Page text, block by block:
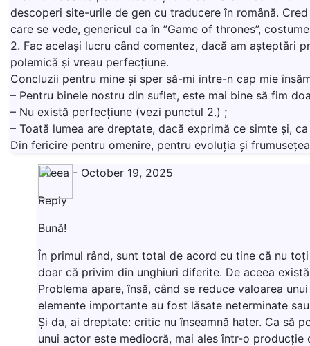
descoperi site-urile de gen cu traducere în română.
care se vede, genericul ca în ”Game of thrones”,
2. Fac același lucru când comentez, dacă am așteptări
polemică și vreau perfecțiune.
Concluzii pentru mine și sper să-mi intre-n cap mie
– Pentru binele nostru din suflet, este mai bine să fim
– Nu există perfecțiune (vezi punctul 2.) ;
– Toată lumea are dreptate, dacă exprimă ce simte și,
Din fericire pentru omenire, pentru evoluția și
Dreea - October 19, 2025
Reply
Bună!
În primul rând, sunt total de acord cu tine că nu
doar că privim din unghiuri diferite. De aceea
Problema apare, însă, când se reduce valoarea
elemente importante au fost lăsate neterminate
Și da, ai dreptate: critic nu înseamnă hater. Ca să
unui actor este mediocră, mai ales într-o